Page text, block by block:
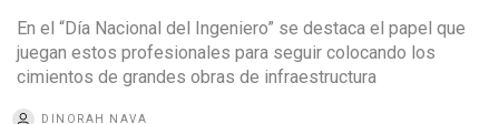
En el “Día Nacional del Ingeniero” se destaca el papel que
juegan estos profesionales para seguir colocando los
cimientos de grandes obras de infraestructura
DINORAH NAVA